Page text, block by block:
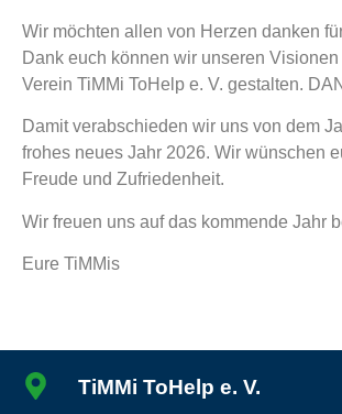
Wir möchten allen von Herzen danken
Dank euch können wir unseren
Verein TiMMi ToHelp e. V. gestalten.
Damit verabschieden wir uns von dem
frohes neues Jahr 2026. Wir wünschen
Freude und Zufriedenheit.
Wir freuen uns auf das kommende Jahr
Eure TiMMis
TiMMi ToHelp e. V.